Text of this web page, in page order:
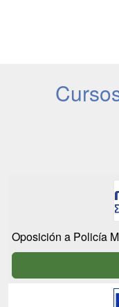
Oposición a Policía